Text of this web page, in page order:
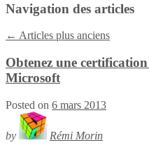
Navigation des articles
← Articles plus anciens
Obtenez une
Microsoft
Posted on 6 mars 2013
by
Rémi Morin